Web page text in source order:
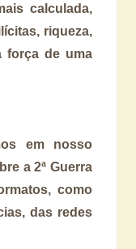
calculada,
riqueza,
força de uma
em nosso
a 2ª Guerra
como
das redes